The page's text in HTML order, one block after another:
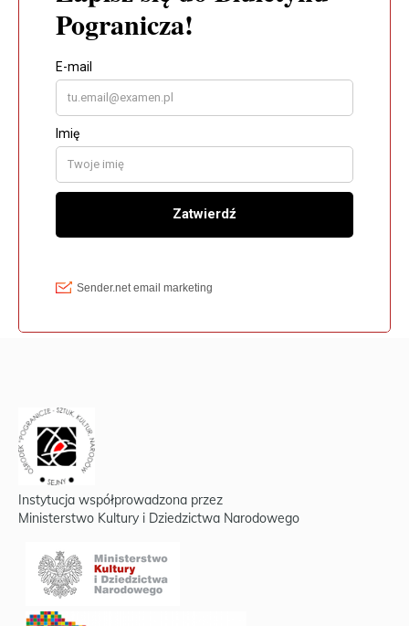
Instytucja współprowadzona przez
Ministerstwo Kultury i Dziedzictwa Narodowego